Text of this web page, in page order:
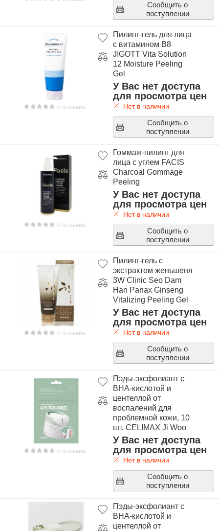
Сообщить о
поступлении
0 отзывов
Пилинг-гель для лица
с витамином В8
JIGOTT Vita Solution
12 Moisture Peeling
Gel
У Вас нет доступа
для просмотра цен
Нет в наличии
Сообщить о
поступлении
0 отзывов
Гоммаж-пилинг для
лица с углем FACIS
Charcoal Gommage
Peeling
У Вас нет доступа
для просмотра цен
Нет в наличии
Сообщить о
поступлении
0 отзывов
Пилинг-гель с
экстрактом женьшеня
3W Clinic Seo Dam
Han Panax Ginseng
Vitalizing Peeling Gel
У Вас нет доступа
для просмотра цен
Нет в наличии
Сообщить о
поступлении
0 отзывов
Пэды-эксфолиант с
BHA-кислотой и
центеллой от
воспалений для
проблемной кожи, 10
шт. CELIMAX Ji Woo
Gae Cica BHA Blemish
Toner Pad 10 pcs
У Вас нет доступа
для просмотра цен
Нет в наличии
Сообщить о
поступлении
Пэды-эксфолиант с
BHA-кислотой и
центеллой от